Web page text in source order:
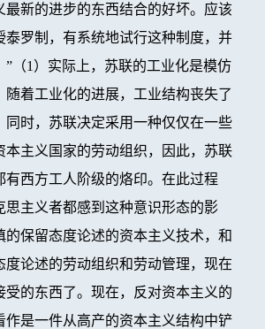
最新的进步的东西结合的好坏。应该
泰罗制，有系统地试行这种制度，并
”（1）实际上，苏联的工业化是模仿
随着工业化的进展，工业结构丧失了
同时，苏联决定采用一种仅仅在一些
本主义国家的劳动组织，因此，苏联
有西方工人阶级的烙印。在此过程
思主义者都感到这种意识形态的影
的保留态度论述的资本主义技术，和
度论述的劳动组织和劳动管理，现在
受的东西了。现在，反对资本主义的
作是一件从高产的资本主义结构中铲